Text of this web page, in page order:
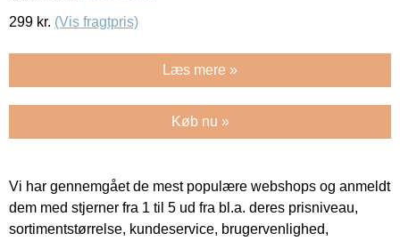
299 kr. (Vis fragtpris)
Læs mere »
Køb nu »
Vi har gennemgået de mest populære webshops og anmeldt
dem med stjerner fra 1 til 5 ud fra bl.a. deres prisniveau,
sortimentstørrelse, kundeservice, brugervenlighed,